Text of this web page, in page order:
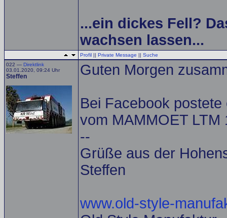
...ein dickes Fell?
wachsen lassen...
Profil || Private Message || Suche
022 — Direktlink
03.01.2020, 09:24 Uhr
Steffen Guten Morgen
Bei Facebook
vom MAMMOET LTM
--
Grüße aus der
Steffen
www.old-style-